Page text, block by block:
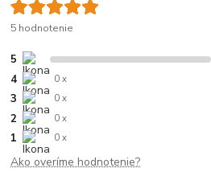
5 hodnotenie
5
4 0 x
3 0 x
2 0 x
1 0 x
Ako overíme hodnotenie?